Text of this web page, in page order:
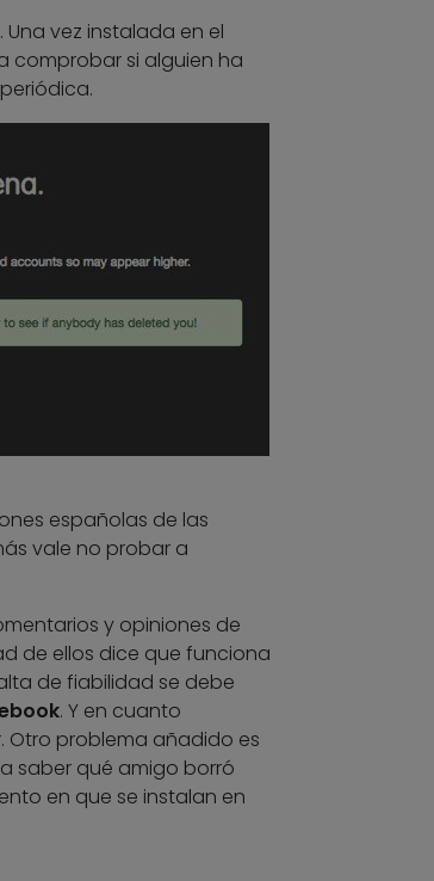
vez instalada en el
comprobar si alguien ha
españolas de las
vale no probar a
y opiniones de
de ellos dice que funciona
de fiabilidad se debe
. Y en cuanto
Otro problema añadido es
saber qué amigo borró
en que se instalan en